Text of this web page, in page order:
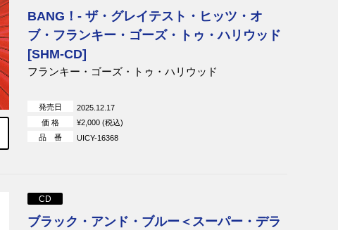
BANG！- ザ・グレイテスト・ヒッツ・オ
ブ・フランキー・ゴーズ・トゥ・ハリウッド
[SHM-CD]
フランキー・ゴーズ・トゥ・ハリウッド
発売日
2025.12.17
価 格
¥2,000 (税込)
品 番
UICY-16368
CD
ブラック・アンド・ブルー＜スーパー・デラ